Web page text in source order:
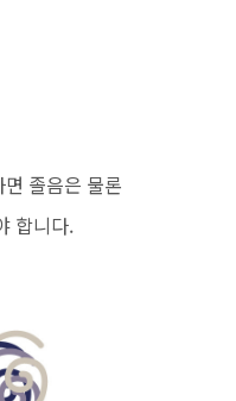
졸음은 물론
합니다.